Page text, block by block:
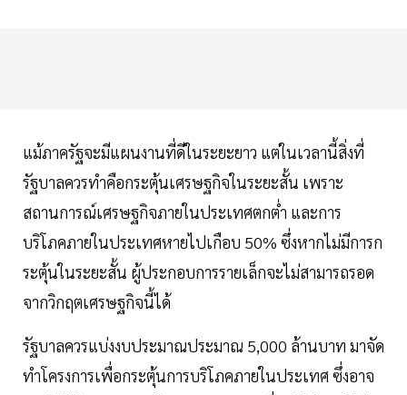
แม้ภาครัฐจะมีแผนงานที่ดีในระยะยาว แต่ในเวลานี้สิ่งที่
รัฐบาลควรทำคือกระตุ้นเศรษฐกิจในระยะสั้น เพราะ
สถานการณ์เศรษฐกิจภายในประเทศตกต่ำ และการ
บริโภคภายในประเทศหายไปเกือบ 50% ซึ่งหากไม่มีการก
ระตุ้นในระยะสั้น ผู้ประกอบการรายเล็กจะไม่สามารถรอด
จากวิกฤตเศรษฐกิจนี้ได้
รัฐบาลควรแบ่งงบประมาณประมาณ 5,000 ล้านบาท มาจัด
ทำโครงการเพื่อกระตุ้นการบริโภคภายในประเทศ ซึ่งอาจ